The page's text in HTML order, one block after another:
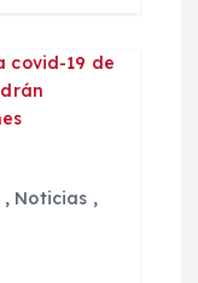
, Noticias ,